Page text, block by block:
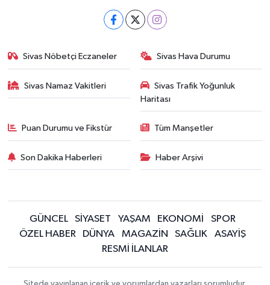
Sivas Nöbetçi Eczaneler Sivas Hava Durumu
Sivas Namaz Vakitleri
Sivas Trafik Yoğunluk
Haritası
Puan Durumu ve Fikstür Tüm Manşetler
Son Dakika Haberleri Haber Arşivi
GÜNCEL SİYASET YAŞAM EKONOMİ
SPOR
ÖZEL HABER
DÜNYA MAGAZİN SAĞLIK
ASAYİŞ
RESMİ İLANLAR